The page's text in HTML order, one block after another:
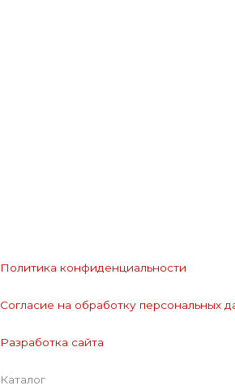
Политика конфиденциальности
Согласие на обработку персональных
Разработка сайта
Каталог